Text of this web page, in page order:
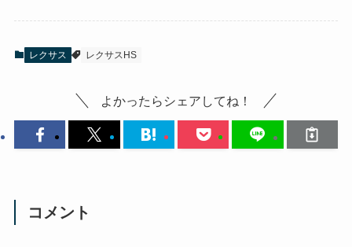
レクサス レクサスHS
よかったらシェアしてね！
コメント